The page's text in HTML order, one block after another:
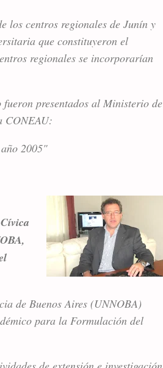
los centros regionales de Junín y
que constituyeron el
regionales se incorporarían
presentados al Ministerio de
CONEAU:
2005"
de Buenos Aires (UNNOBA)
para la Formulación del